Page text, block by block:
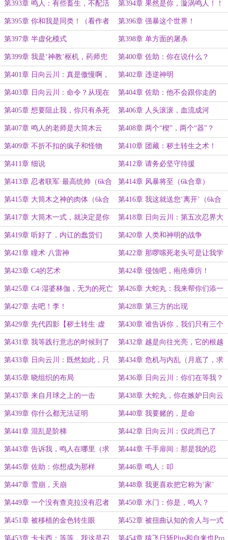
第393章 鸣人：有些畜生，不配活
着
第394章 果然是你，漩涡鸣人！！
第395章 你和我是同类！（看作者
说）
第396章 强暴这个世界！
第397章 半虚化模式 第398章 单方面的屠杀
第399章 我是‘神教’枢机，药师兜 第400章 佐助：你在说什么？
第401章 日向云川：真是傲慢啊，
宇智波鼬
第402章 违逆神明
第403章 日向云川：命令？从现在
开始，我说的，就是命令
第404章 佐助：他不会跟你走的
（合章）
第405章 想要阻止我，你只有杀死
我（合章）
第406章 人头滚滚，血流成河
第407章 鸣人的老师是大筒木云
式？！（5k合章）
第408章 两个“楔”，两个“器”？
第409章 不折不扣的疯子和怪物 第410章 团藏：秽土转生之术！
第411章 细说 第412章 请务必坚守待援
第413章 忍者联军·最高统帅（6k合
章）
第414章 风暴将至（6k合章）
第415章 大筒木之神的肉体（6k合
章）
第416章 我这就送您‘离开’（6k合
章）
第417章 大筒木一式，就决定是你
了！（这一章千万要看）
第418章 日向云川：第五次忍界大
战，开始了
第419章 听好了，内讧的蠢货们 第420章 人类和神明的战争
第421章 瞳术·八雷神 第422章 那啰嗦死老头可是让我学
了不少东西啊！
第423章 C4的艺术 第424章 侵蚀吧，疱疮瘴疠！
第425章 C4·湿婆林伽，无为的死亡 第426章 大蛇丸：我来帮你们添一
把火
第427章 去吧！李！ 第428章 第三方的出现
第429章 先代四影【秽土转生·虚
化】
第430章 谁告诉你，我们只有三个
人
第431章 我等践行意志的时候到了 第432章 越是向往光亮，它的根越
要向下
第433章 日向云川：既然如此，只
能硬抢了
第434章 危机与内乱（月底了，求
月票）
第435章 晓组织的布局 第436章 日向云川：你们在等我？
第437章 来自月球之上的一击 第438章 大蛇丸，你在嫉妒日向云
川？
第439章 你什么都无法证明 第440章 我要赌的，是命
第441章 混乱是阶梯 第442章 日向云川：仅此而已了
吗？（求月票）
第443章 告诉我，鸣人在哪里（求
月票）
第444章 千手扉间：那是我的忍
术！
第445章 佐助：你想成为那样
的‘神’？
第446章 鸣人：叩
第447章 雪崩，天崩 第448章 我更喜欢把它称为‘家’
第449章 一个没有查克拉没有忍者
的星球
第450章 水门：你是，鸣人？
第451章 被移植的金色转生眼 第452章 被扭曲认知的舍人与一式
第453章 卡卡西：等等，我这是召 第454章 猿飞日斩Plus和自来也Pro